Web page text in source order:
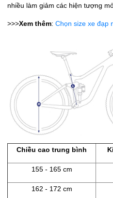
nhiều làm giảm các hiện tượng
>>>Xem thêm: Chọn size xe đạp
Chiều cao trung bình
155 - 165 cm
162 - 172 cm